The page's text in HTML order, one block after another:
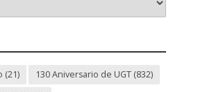
(21) 130 Aniversario de UGT(832)